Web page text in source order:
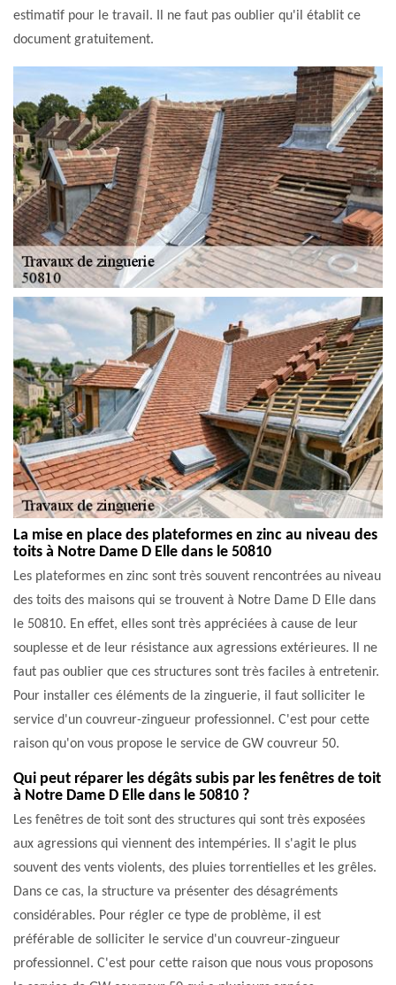
estimatif pour le travail. Il ne faut pas oublier qu'il établit ce
document gratuitement.
La mise en place des plateformes en zinc au niveau des
toits à Notre Dame D Elle dans le 50810
Les plateformes en zinc sont très souvent rencontrées au niveau
des toits des maisons qui se trouvent à Notre Dame D Elle dans
le 50810. En effet, elles sont très appréciées à cause de leur
souplesse et de leur résistance aux agressions extérieures. Il ne
faut pas oublier que ces structures sont très faciles à entretenir.
Pour installer ces éléments de la zinguerie, il faut solliciter le
service d'un couvreur-zingueur professionnel. C'est pour cette
raison qu'on vous propose le service de GW couvreur 50.
Qui peut réparer les dégâts subis par les fenêtres de toit
à Notre Dame D Elle dans le 50810 ?
Les fenêtres de toit sont des structures qui sont très exposées
aux agressions qui viennent des intempéries. Il s'agit le plus
souvent des vents violents, des pluies torrentielles et les grêles.
Dans ce cas, la structure va présenter des désagréments
considérables. Pour régler ce type de problème, il est
préférable de solliciter le service d'un couvreur-zingueur
professionnel. C'est pour cette raison que nous vous proposons